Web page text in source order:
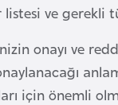
ve gerekli
onayı ve
için önemli